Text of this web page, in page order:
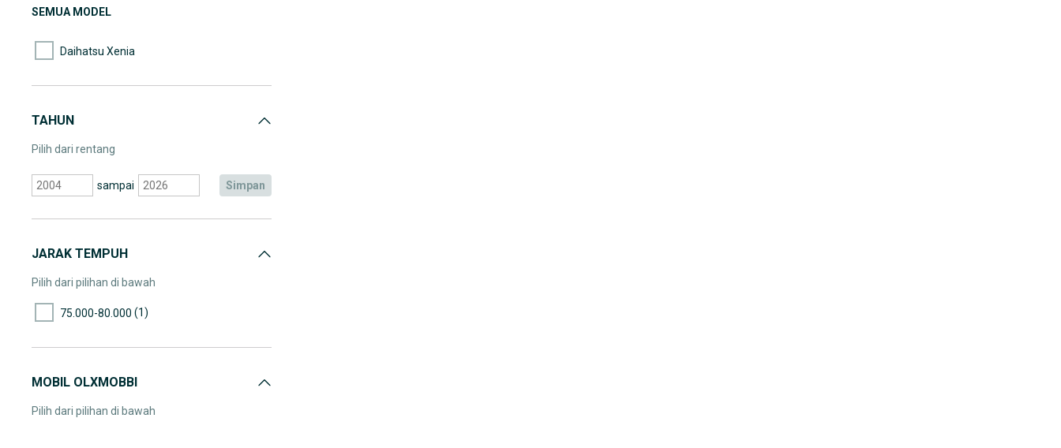
SEMUA MODEL
Daihatsu Xenia
TAHUN
Pilih dari rentang
sampai simpan
JARAK TEMPUH
Pilih dari pilihan di bawah
75.000-80.000 (1)
MOBIL OLXMOBBI
Pilih dari pilihan di bawah